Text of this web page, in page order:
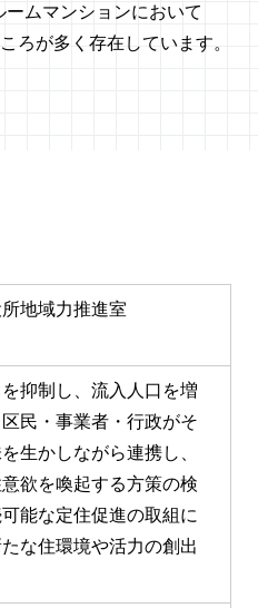
ムマンションにおいて
ろが多く存在しています。
地域力推進室
抑制し、流入人口を増
民・事業者・行政がそ
生かしながら連携し、
欲を喚起する方策の検
能な定住促進の取組に
な住環境や活力の創出